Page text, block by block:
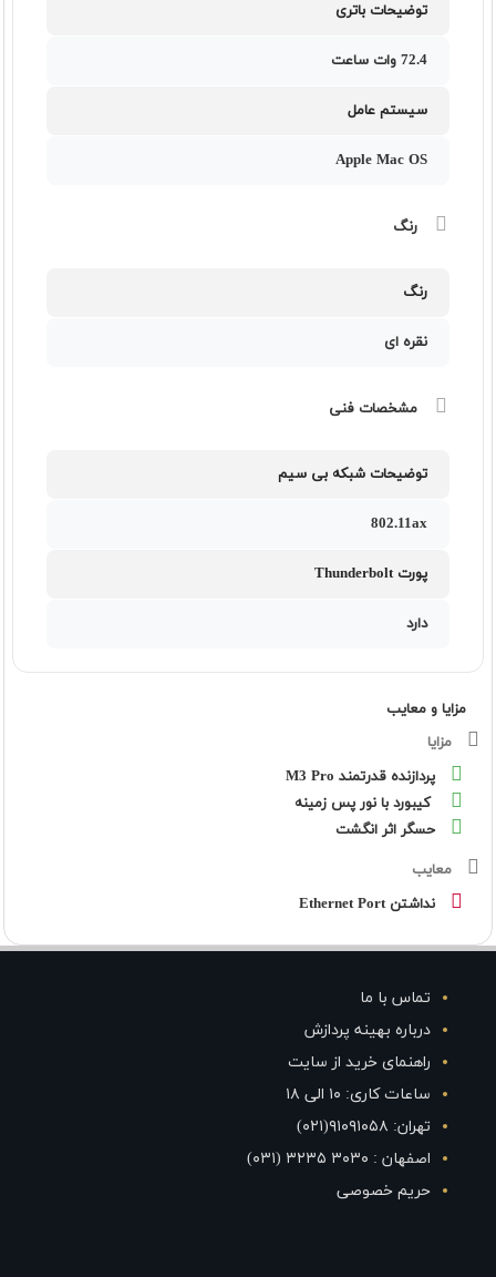
توضیحات باتری
72.4 وات ساعت
سیستم عامل
Apple Mac OS
رنگ
رنگ
نقره ای
مشخصات فنی
توضیحات شبکه بی سیم
802.11ax
پورت Thunderbolt
دارد
مزایا و معایب
مزایا
پردازنده قدرتمند M3 Pro
کیبورد با نور پس زمینه
حسگر اثر انگشت
معایب
نداشتن Ethernet Port
تماس با ما
درباره بهینه پردازش
راهنمای خرید از سایت
ساعات کاری: ۱۰ الی ۱۸
تهران: ۹۱۰۹۱۰۵۸(۰۲۱)
اصفهان : ۳۰۳۰ ۳۲۳۵ (۰۳۱)
حریم خصوصی